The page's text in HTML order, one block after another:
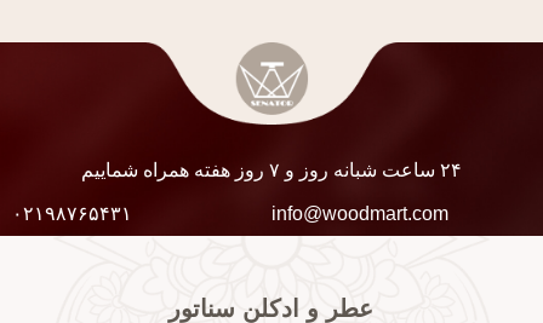
۲۴ ساعت شبانه روز و ۷ روز هفته همراه شماییم
info@woodmart.com ۰۲۱۹۸۷۶۵۴۳۱
عطر و ادکلن سناتور